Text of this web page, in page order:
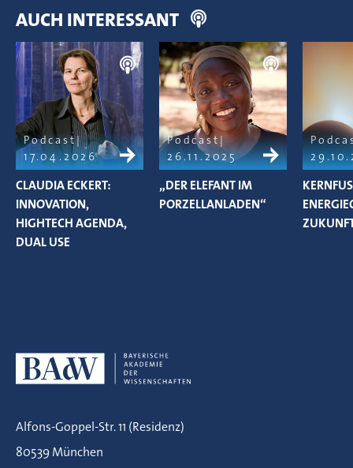
AUCH INTERESSANT
Podcast
17.04.2026
CLAUDIA ECKERT:
INNOVATION,
HIGHTECH AGENDA,
DUAL USE
Podcast
26.11.2025
„DER ELEFANT IM
PORZELLANLADEN“
Alfons-Goppel-Str. 11 (Residenz)
80539 München